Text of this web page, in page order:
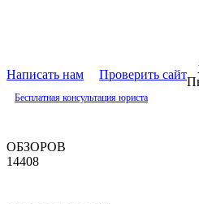
Написать нам Проверить сайт
Бесплатная консультация юриста
ОБЗОРОВ
14408